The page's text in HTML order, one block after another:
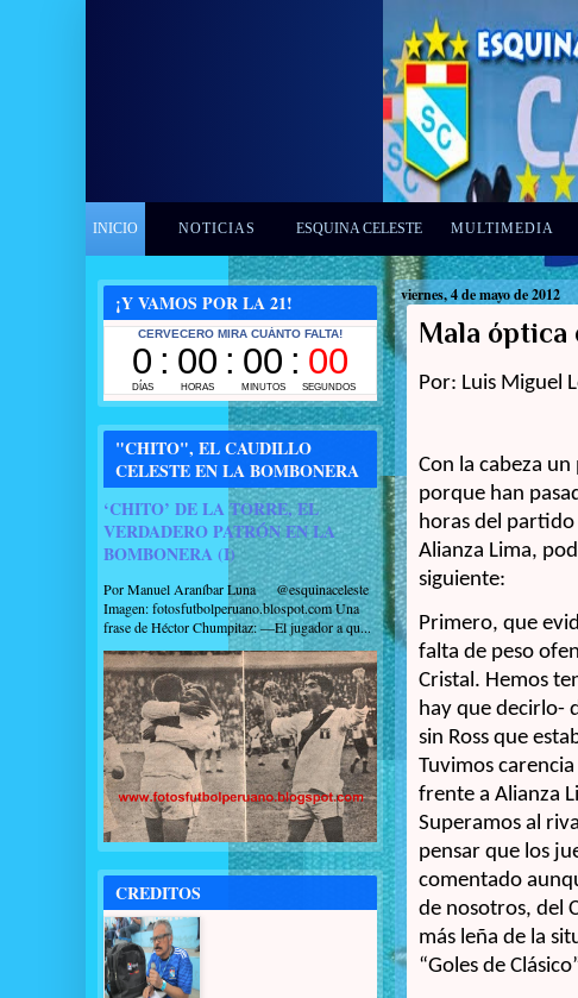
INICIO NOTICIAS ESQUINA CELESTE MULTIMEDIA
viernes, 4 de mayo de 2012
Mala óptica
Por: Luis Miguel
Con la cabeza
porque han
horas del
Alianza Lima,
siguiente:
Primero, que
falta de peso
Cristal. Hemos
hay que decirlo-
sin Ross que
Tuvimos
frente a Alianza
Superamos al
pensar que los
comentado
de nosotros, del
más leña de la
“Goles de
¡Y VAMOS POR LA 21!
"CHITO", EL CAUDILLO
CELESTE EN LA BOMBONERA
‘CHITO’ DE LA TORRE, EL
VERDADERO PATRÓN EN LA
BOMBONERA (I)
Por Manuel Araníbar Luna @esquinaceleste
Imagen: fotosfutbolperuano.blospot.com Una
frase de Héctor Chumpitaz: —El jugador a qu...
CREDITOS